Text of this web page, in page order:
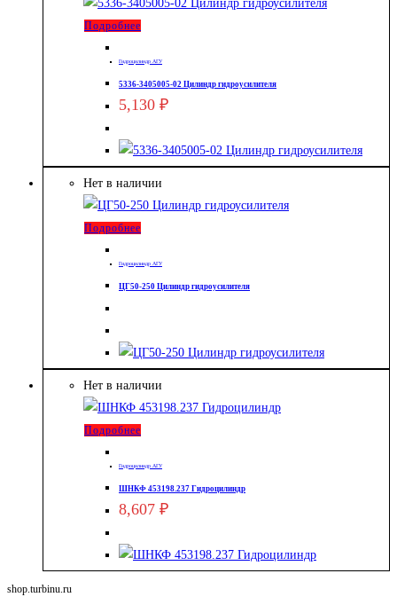
Подробнее
Гидроцилиндр АГУ
5336-3405005-02 Цилиндр гидроусилителя
5,130 ₽
Нет в наличии
Подробнее
Гидроцилиндр АГУ
ЦГ50-250 Цилиндр гидроусилителя
Нет в наличии
Подробнее
Гидроцилиндр АГУ
ШНКФ 453198.237 Гидроцилиндр
8,607 ₽
shop.turbinu.ru